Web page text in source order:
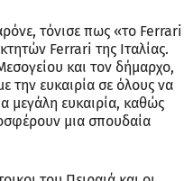
τόνισε πως «το Ferrari
Ferrari της Ιταλίας.
και τον δήμαρχο,
την ευκαιρία σε όλους να
μεγάλη ευκαιρία, καθώς
μια σπουδαία